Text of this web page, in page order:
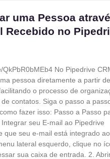
uma Pessoa
Recebido no
QkPbR0bMEb4 No Pipedrive
pessoa diretamente a partir
o processo de
contatos. Siga o passo a
fazer isso: Passo a Passo
seu E-mail ao Pipedrive
que seu e-mail está integrado ao
lateral esquerdo, clique no
sua caixa de entrada. 2.